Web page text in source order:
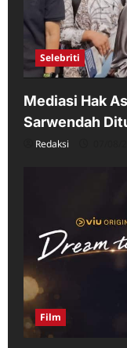
Selebriti
Mediasi Hak
Sarwendah
Redaksi
Film